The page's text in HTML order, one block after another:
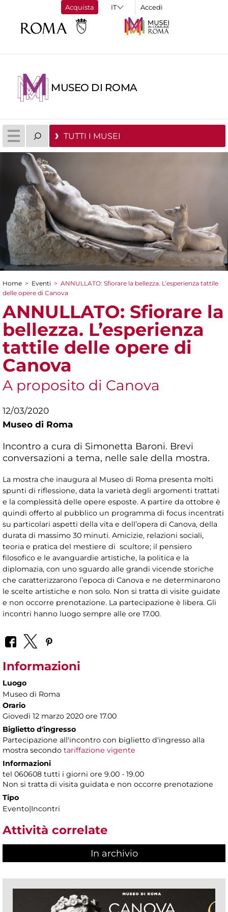
Acquista Accedi
MUSEO DI ROMA
TUTTI I MUSEI
Tu sei qui
Home > Eventi > ANNULLATO: Sfiorare la bellezza. L’esperienza tattile
delle opere di Canova
ANNULLATO: Sfiorare la
bellezza. L’esperienza
tattile delle opere di
Canova
A proposito di Canova
12/03/2020
Museo di Roma
Incontro a cura di Simonetta Baroni. Brevi
conversazioni a tema, nelle sale della mostra.
La mostra che inaugura al Museo di Roma presenta molti
spunti di riflessione, data la varietà degli argomenti trattati
e la complessità delle opere esposte. A partire da ottobre è
quindi offerto al pubblico un programma di focus incentrati
su particolari aspetti della vita e dell’opera di Canova, della
durata di massimo 30 minuti. Amicizie, relazioni sociali,
teoria e pratica del mestiere di scultore; il pensiero
filosofico e le avanguardie artistiche, la politica e la
diplomazia, con uno sguardo alle grandi vicende storiche
che caratterizzarono l’epoca di Canova e ne determinarono
le scelte artistiche e non solo. Non si tratta di visite guidate
e non occorre prenotazione. La partecipazione è libera. Gli
incontri hanno luogo sempre alle ore 17.00.
Informazioni
Luogo
Museo di Roma
Orario
Giovedì 12 marzo 2020 ore 17.00
Biglietto d'ingresso
Partecipazione all'incontro con biglietto d'ingresso alla
mostra secondo tariffazione vigente
Informazioni
tel 060608 tutti i giorni ore 9.00 - 19.00
Non si tratta di visita guidata e non occorre prenotazione
Tipo
Evento|Incontri
Attività correlate
In archivio